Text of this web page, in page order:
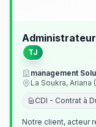
TJ
management
La Soukra, Ariana
CDI - Contrat à
Notre client, acteur